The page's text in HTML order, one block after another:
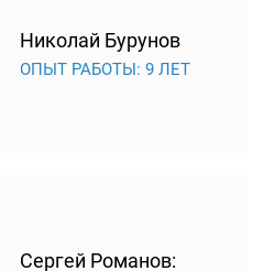
Николай Бурунов
ОПЫТ РАБОТЫ: 9 ЛЕТ
Сергей Романов: